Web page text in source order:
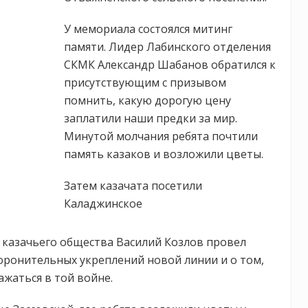
У мемориала состоялся митинг
памяти. Лидер Лабинского отделения
СКМК Александр Шабанов обратился к
присутствующим с призывом
помнить, какую дорогую цену
заплатили наши предки за мир.
Минутой молчания ребята почтили
память казаков и возложили цветы.
Затем казачата посетили
Каладжинское
общества Василий Козлов провел
укреплений новой линии и о том,
в той войне.